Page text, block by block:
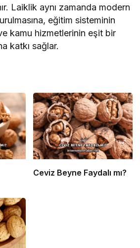
Laiklik aynı zamanda modern
eğitim sisteminin
kamu hizmetlerinin eşit bir
katkı sağlar.
Ceviz Beyne Faydalı mı?